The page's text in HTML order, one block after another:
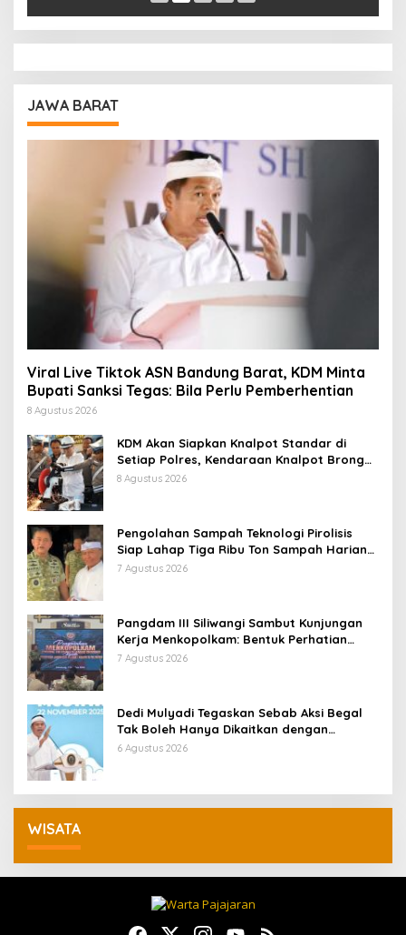
JAWA BARAT
Viral Live Tiktok ASN Bandung Barat, KDM Minta
Bupati Sanksi Tegas: Bila Perlu Pemberhentian
8 Agustus 2026
KDM Akan Siapkan Knalpot Standar di
Setiap Polres, Kendaraan Knalpot Brong
Tertangkap Langsung Ganti
8 Agustus 2026
Pengolahan Sampah Teknologi Pirolisis
Siap Lahap Tiga Ribu Ton Sampah Harian
Jawa Barat
7 Agustus 2026
Pangdam III Siliwangi Sambut Kunjungan
Kerja Menkopolkam: Bentuk Perhatian
Pemerintah
7 Agustus 2026
Dedi Mulyadi Tegaskan Sebab Aksi Begal
Tak Boleh Hanya Dikaitkan dengan
Ekonomi
6 Agustus 2026
WISATA